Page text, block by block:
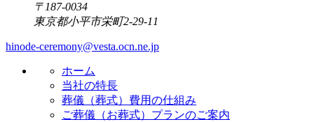
〒187-0034
東京都小平市栄町2-29-11
hinode-ceremony@vesta.ocn.ne.jp
ホーム
当社の特長
葬儀（葬式）費用の仕組み
ご葬儀（お葬式）プランのご案内